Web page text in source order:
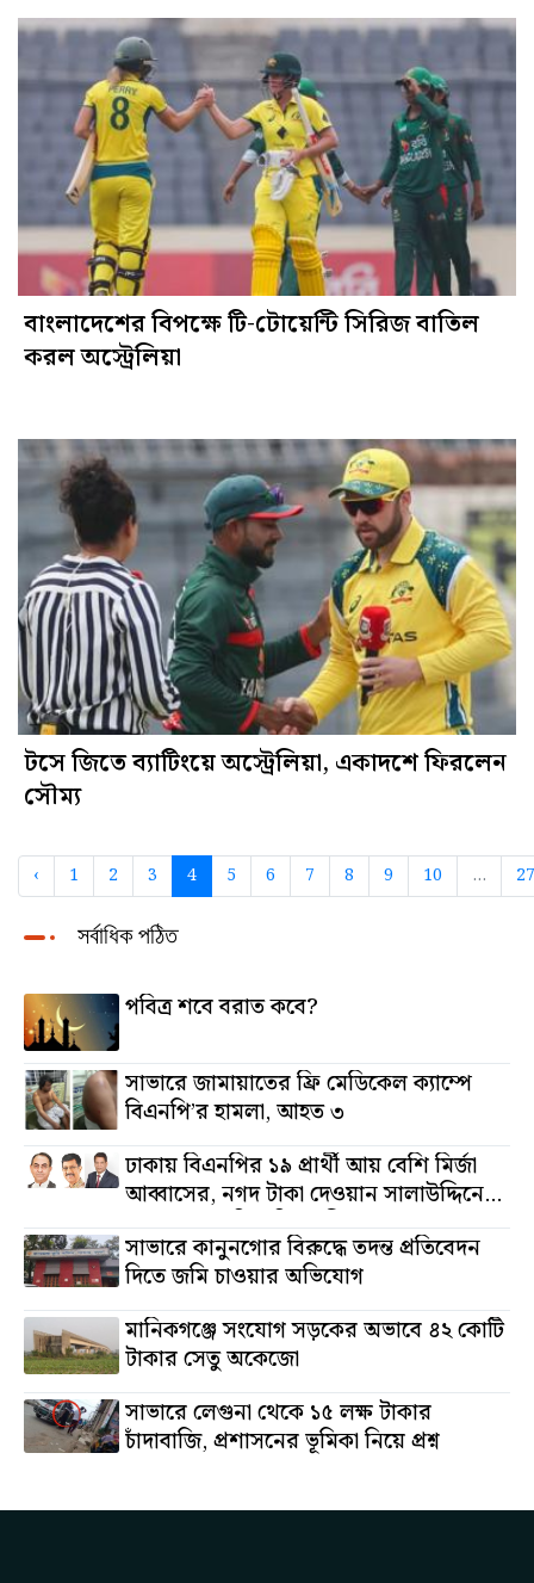
বাংলাদেশের বিপক্ষে টি-টোয়েন্টি সিরিজ বাতিল
করল অস্ট্রেলিয়া
টসে জিতে ব্যাটিংয়ে অস্ট্রেলিয়া, একাদশে ফিরলেন
সৌম্য
‹ 1 2 3 4 5 6 7 8 9 10 ... 27
সর্বাধিক পঠিত
পবিত্র শবে বরাত কবে?
সাভারে জামায়াতের ফ্রি মেডিকেল ক্যাম্পে
বিএনপি’র হামলা, আহত ৩
ঢাকায় বিএনপির ১৯ প্রার্থী আয় বেশি মির্জা
আব্বাসের, নগদ টাকা দেওয়ান সালাউদ্দিনের,
অস্থাবর সম্পত্তি তমিজউদ্দিনের
সাভারে কানুনগোর বিরুদ্ধে তদন্ত প্রতিবেদন
দিতে জমি চাওয়ার অভিযোগ
মানিকগঞ্জে সংযোগ সড়কের অভাবে ৪২ কোটি
টাকার সেতু অকেজো
সাভারে লেগুনা থেকে ১৫ লক্ষ টাকার
চাঁদাবাজি, প্রশাসনের ভূমিকা নিয়ে প্রশ্ন